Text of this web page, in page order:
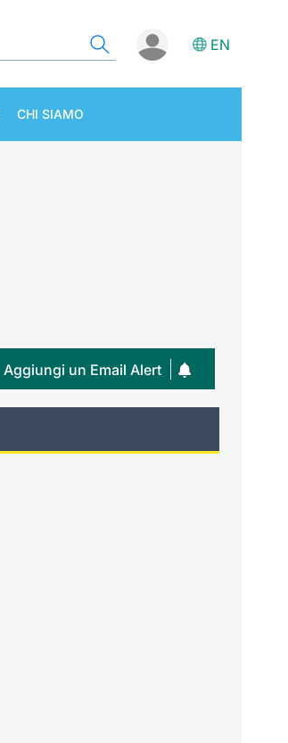
EN
CHI SIAMO
Aggiungi un Email Alert